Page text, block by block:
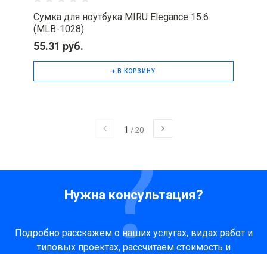
Сумка для ноутбука MIRU Elegance 15.6
(MLB-1028)
55.31 руб.
+ В КОРЗИНУ
1 / 20
Нужна консультация?
Подробно расскажем о наших услугах, видах работ и
типовых проектах, рассчитаем стоимость и